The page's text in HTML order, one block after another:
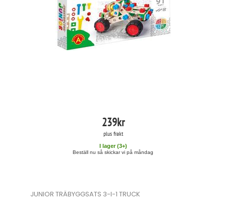
239kr
plus frakt
I lager (3+)
Beställ nu så skickar vi på måndag
JUNIOR TRÄBYGGSATS 3-I-1 TRUCK